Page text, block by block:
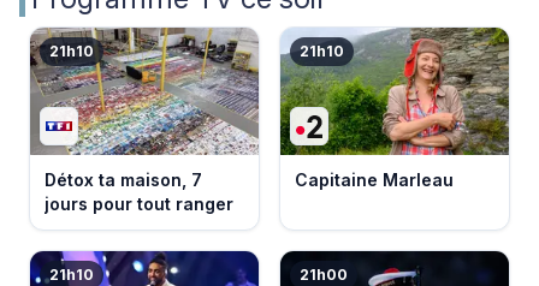
21h10
Détox ta maison, 7
jours pour tout ranger
21h10
Capitaine Marleau
21h10 21h00